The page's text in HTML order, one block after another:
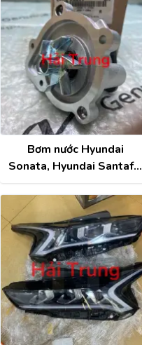
Bơm nước Hyundai
Sonata, Hyundai Santafe,
phụ tùng 251102G500